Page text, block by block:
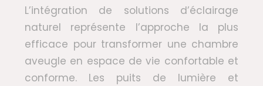
L’intégration de solutions d’éclairage
naturel représente l’approche la plus
efficace pour transformer une chambre
aveugle en espace de vie confortable et
conforme. Les puits de lumière et